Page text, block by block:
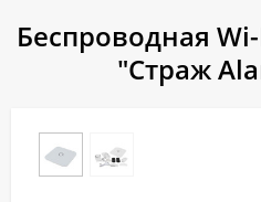
Беспроводная
"Страж